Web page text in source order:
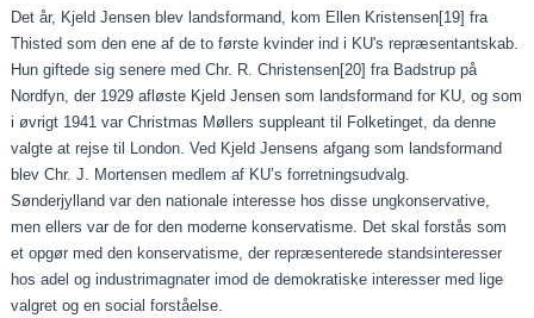
Det år, Kjeld Jensen blev landsformand, kom Ellen Kristensen[19] fra
Thisted som den ene af de to første kvinder ind i KU's repræsentantskab.
Hun giftede sig senere med Chr. R. Christensen[20] fra Badstrup på
Nordfyn, der 1929 afløste Kjeld Jensen som landsformand for KU, og som
i øvrigt 1941 var Christmas Møllers suppleant til Folketinget, da denne
valgte at rejse til London. Ved Kjeld Jensens afgang som landsformand
blev Chr. J. Mortensen medlem af KU’s forretningsudvalg.
Sønderjylland var den nationale interesse hos disse ungkonservative,
men ellers var de for den moderne konservatisme. Det skal forstås som
et opgør med den konservatisme, der repræsenterede standsinteresser
hos adel og industrimagnater imod de demokratiske interesser med lige
valgret og en social forståelse.